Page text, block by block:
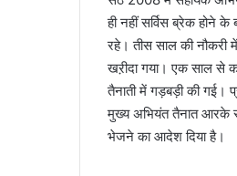
ही नहीं सर्विस ब्रेक होने
रहे। तीस साल की नौकरी
खऱीदा गया। एक साल से
तैनाती में गड़बड़ी की गई।
मुख्य अभियंत तैनात आरके
भेजने का आदेश दिया है।